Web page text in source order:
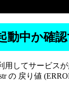
動中か確認
用してサービス
の 戻り値